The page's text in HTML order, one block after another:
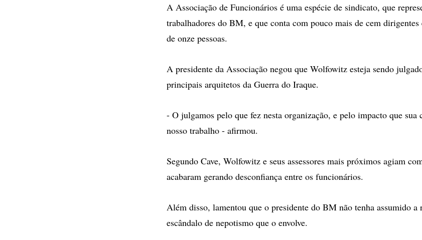
A Associação de Funcionários é uma espécie de sindicato, que
trabalhadores do BM, e que conta com pouco mais de cem
de onze pessoas.
A presidente da Associação negou que Wolfowitz esteja sendo
principais arquitetos da Guerra do Iraque.
- O julgamos pelo que fez nesta organização, e pelo impacto que sua
nosso trabalho - afirmou.
Segundo Cave, Wolfowitz e seus assessores mais próximos agiam
acabaram gerando desconfiança entre os funcionários.
Além disso, lamentou que o presidente do BM não tenha assumido a
escândalo de nepotismo que o envolve.